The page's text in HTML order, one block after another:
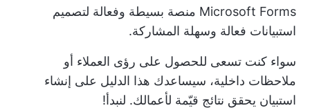
Microsoft Forms منصة بسيطة وفعالة لتصميم
استبيانات فعالة وسهلة المشاركة.
سواء كنت تسعى للحصول على رؤى العملاء أو
ملاحظات داخلية، سيساعدك هذا الدليل على إنشاء
استبيان يحقق نتائج قيّمة لأعمالك. لنبدأ!